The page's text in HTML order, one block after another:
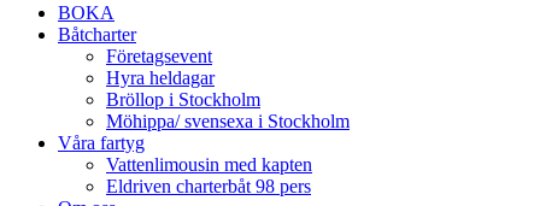
BOKA
Båtcharter
Företagsevent
Hyra heldagar
Bröllop i Stockholm
Möhippa/ svensexa i Stockholm
Våra fartyg
Vattenlimousin med kapten
Eldriven charterbåt 98 pers